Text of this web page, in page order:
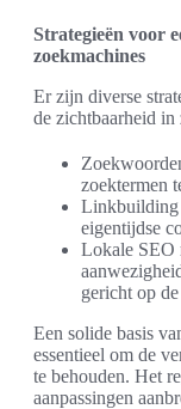
Strategieën voor
zoekmachines
Er zijn diverse
de zichtbaarheid in
zoektermen
Linkbuilding
eigentijdse
Lokale SEO
gericht op
Een solide basis
essentieel om de
te behouden. Het
aanpassingen